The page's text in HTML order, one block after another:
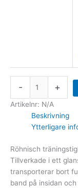
- +
Artikelnr: N/A
Beskrivning
Ytterligare
Röhnisch
Tillverkade i ett
transporterar bort
band på insidan